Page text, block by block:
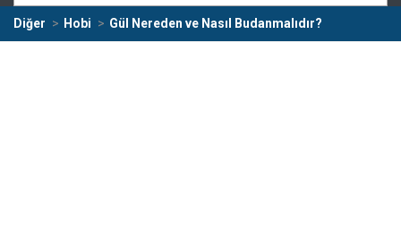
Diğer Hobi Gül Nereden ve Nasıl Budanmalıdır?